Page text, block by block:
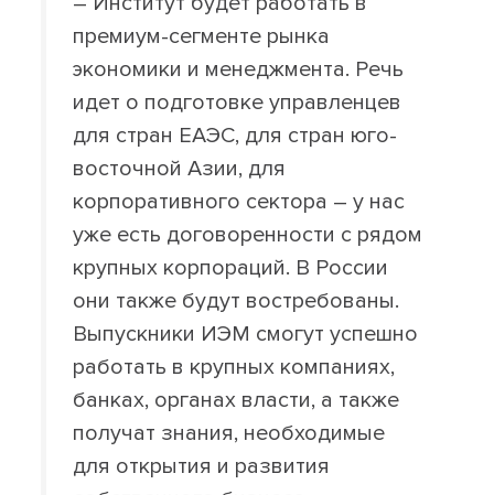
премиум-сегменте рынка
экономики и менеджмента. Речь
идет о подготовке управленцев
для стран ЕАЭС, для стран юго-
восточной Азии, для
корпоративного сектора – у нас
уже есть договоренности с рядом
крупных корпораций. В России
они также будут востребованы.
Выпускники ИЭМ смогут успешно
работать в крупных компаниях,
банках, органах власти, а также
получат знания, необходимые
для открытия и развития